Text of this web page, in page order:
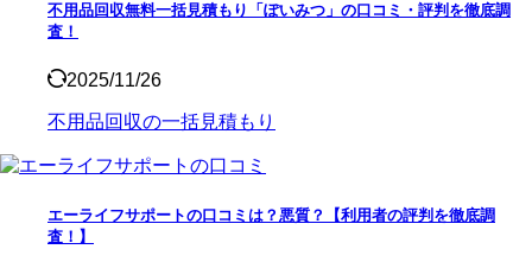
不用品回収無料一括見積もり「ぽいみつ」の口コミ・評判を徹底調
査！
2025/11/26
不用品回収の一括見積もり
エーライフサポートの口コミは？悪質？【利用者の評判を徹底調
査！】